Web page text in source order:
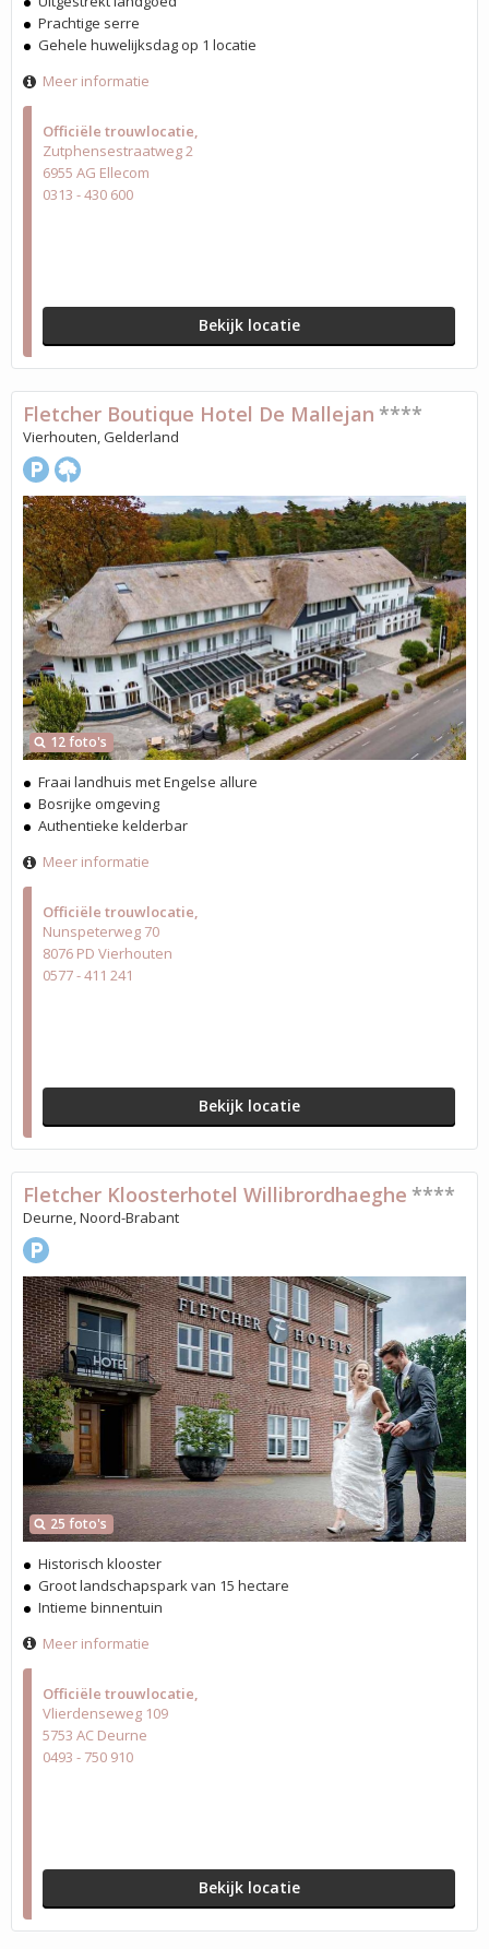
Officiële trouwlocatie
Zutphensestraatweg 2
6955 AG Ellecom
0313 - 430 600
Bekijk locatie
Prachtige serre
Gehele huwelijksdag op 1 locatie
Meer informatie
Officiële trouwlocatie
Nunspeterweg 70
8076 PD Vierhouten
0577 - 411 241
Bekijk locatie
12 foto's
Fletcher Boutique Hotel De Mallejan ****
Vierhouten, Gelderland
Fraai landhuis met Engelse allure
Bosrijke omgeving
Authentieke kelderbar
Meer informatie
Officiële trouwlocatie
Vlierdenseweg 109
5753 AC Deurne
0493 - 750 910
Bekijk locatie
25 foto's
Fletcher Kloosterhotel Willibrordhaeghe ****
Deurne, Noord-Brabant
Historisch klooster
Groot landschapspark van 15 hectare
Intieme binnentuin
Meer informatie